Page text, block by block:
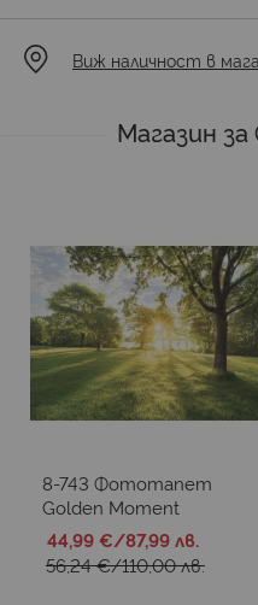
Виж наличност в
Магазин
8-743 Фототапет
Golden Moment
44,99 €/87,99 лв.
56,24 €/110,00 лв.